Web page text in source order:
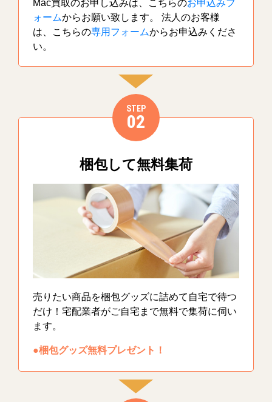
Mac買取のお申し込みは、こちらのお申込みフ
ォームからお願い致します。 法人のお客様
は、こちらの専用フォームからお申込みくださ
い。
STEP
02
梱包して無料集荷
売りたい商品を梱包グッズに詰めて自宅で待つ
だけ！宅配業者がご自宅まで無料で集荷に伺い
ます。
●梱包グッズ無料プレゼント！